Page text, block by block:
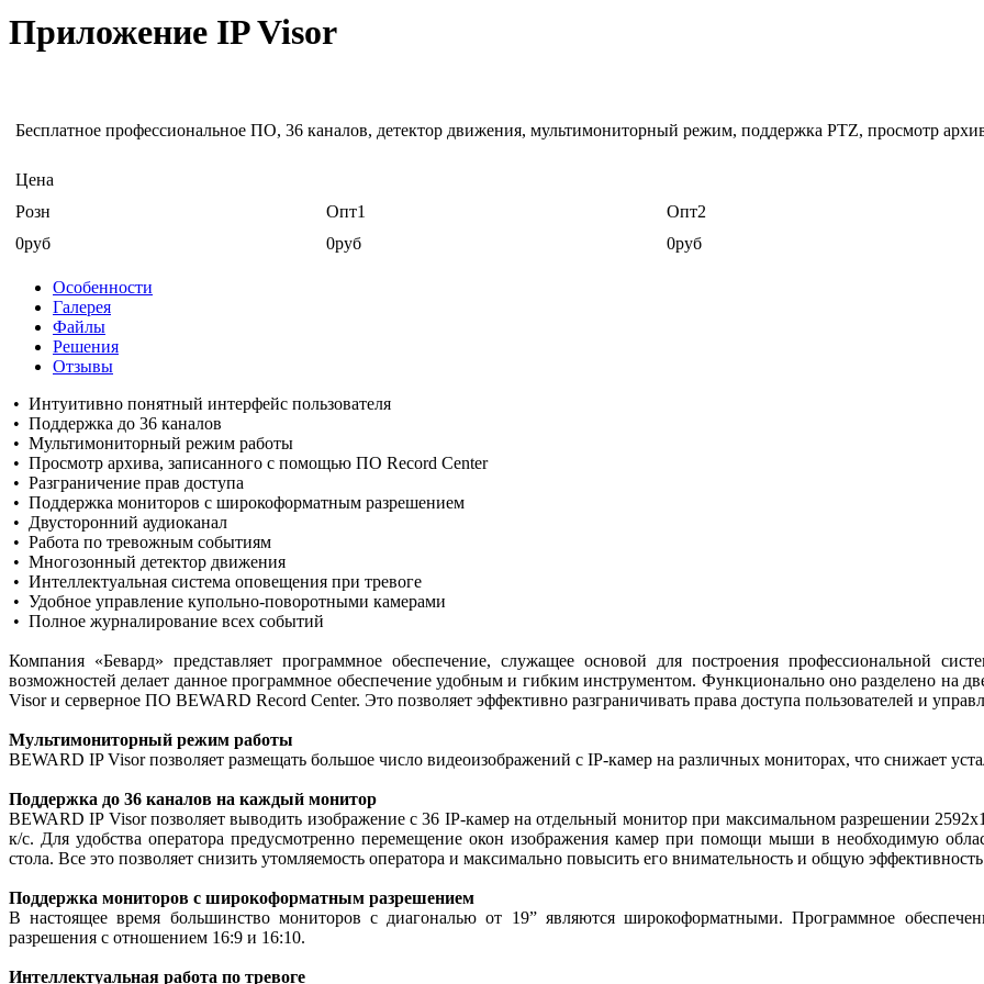
Приложение IP Visor
Бесплатное профессиональное ПО, 36 каналов, детектор движения, мультимониторный режим, поддержка PTZ, просмотр
Цена
Розн
Опт1
Опт2
0руб
0руб 0руб
Особенности
Галерея
Файлы
Решения
Отзывы
• Интуитивно понятный интерфейс пользователя
• Поддержка до 36 каналов
• Мультимониторный режим работы
• Просмотр архива, записанного с помощью ПО Record Center
• Разграничение прав доступа
• Поддержка мониторов с широкоформатным разрешением
• Двусторонний аудиоканал
• Работа по тревожным событиям
• Многозонный детектор движения
• Интеллектуальная система оповещения при тревоге
• Удобное управление купольно-поворотными камерами
• Полное журналирование всех событий
Компания «Бевард» представляет программное обеспечение, служащее основой для построения профессиональной
возможностей делает данное программное обеспечение удобным и гибким инструментом. Функционально оно разделено на
Visor и серверное ПО BEWARD Record Center. Это позволяет эффективно разграничивать права доступа пользователей и
Мультимониторный режим работы
BEWARD IP Visor позволяет размещать большое число видеоизображений с IP-камер на различных мониторах, что снижает
Поддержка до 36 каналов на каждый монитор
BEWARD IP Visor позволяет выводить изображение с 36 IP-камер на отдельный монитор при максимальном разрешении
к/с. Для удобства оператора предусмотренно перемещение окон изображения камер при помощи мыши в необходимую
стола. Все это позволяет снизить утомляемость оператора и максимально повысить его внимательность и общую
Поддержка мониторов с широкоформатным разрешением
В настоящее время большинство мониторов с диагональю от 19” являются широкоформатными. Программное
разрешения с отношением 16:9 и 16:10.
Интеллектуальная работа по тревоге